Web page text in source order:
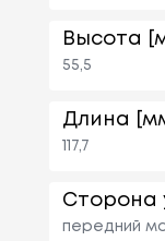
Высота
55,5
Длина
117,7
Сторона
передний